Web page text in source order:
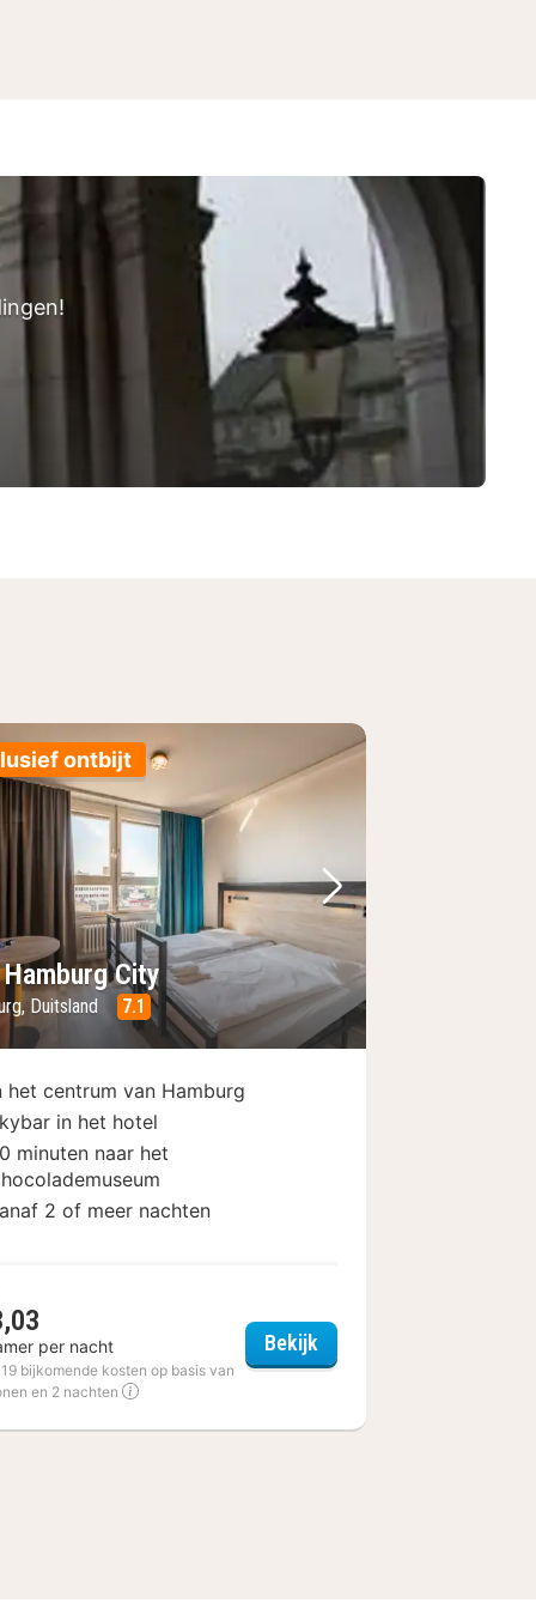
ontbijt
foto
Volgende foto
City
Duitsland 7.1
het centrum van Hamburg
in het hotel
minuten naar het
2 of meer nachten
per nacht
bijkomende kosten op basis van
en 2 nachten
Bekijka&o Hamburg City